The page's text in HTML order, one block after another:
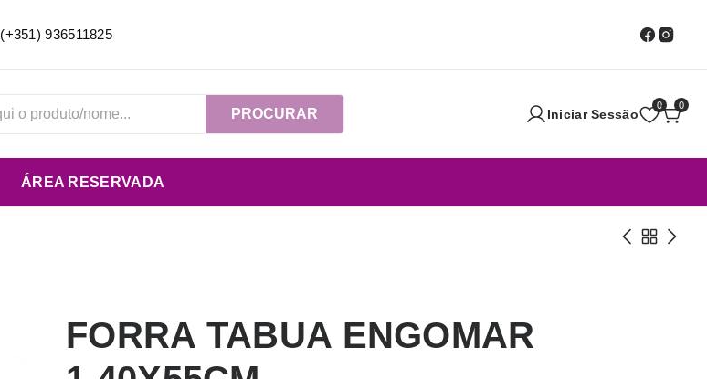
(+351) 936511825
PROCURAR Iniciar Sessão
0 0
ÁREA RESERVADA
FORRA TABUA ENGOMAR